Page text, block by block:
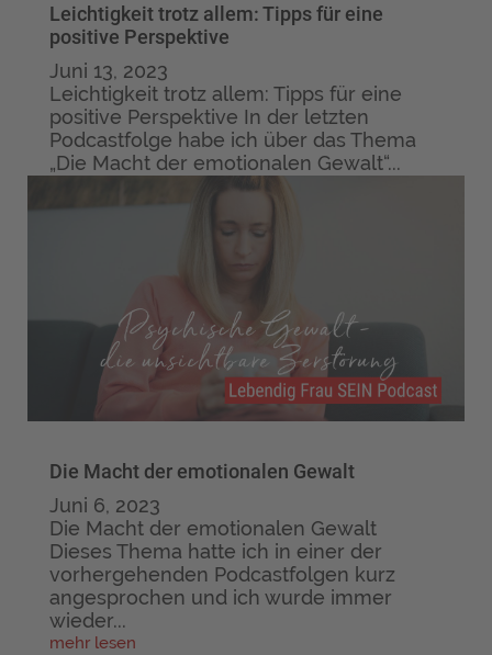
Leichtigkeit trotz allem: Tipps für eine
positive Perspektive
Juni 13, 2023
Leichtigkeit trotz allem: Tipps für eine
positive Perspektive In der letzten
Podcastfolge habe ich über das Thema
„Die Macht der emotionalen Gewalt“...
Die Macht der emotionalen Gewalt
Juni 6, 2023
Die Macht der emotionalen Gewalt
Dieses Thema hatte ich in einer der
vorhergehenden Podcastfolgen kurz
angesprochen und ich wurde immer
wieder...
mehr lesen